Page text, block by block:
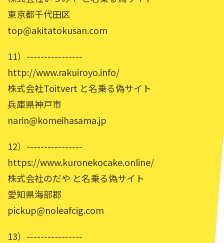
東京都千代田区
top@akitatokusan.com
11）----------------
http://www.rakuiroyo.info/
株式会社Toitvert と名乗る偽サイト
兵庫県神戸市
narin@komeihasama.jp
12）----------------
https://www.kuronekocake.online/
株式会社のだや と名乗る偽サイト
愛知県海部郡
pickup@noleafcig.com
13）----------------